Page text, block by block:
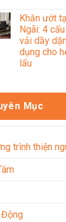
Khăn ướt
Ngãi: 4
vải dầy
dụng cho
lẩu
Mục
trình thiện